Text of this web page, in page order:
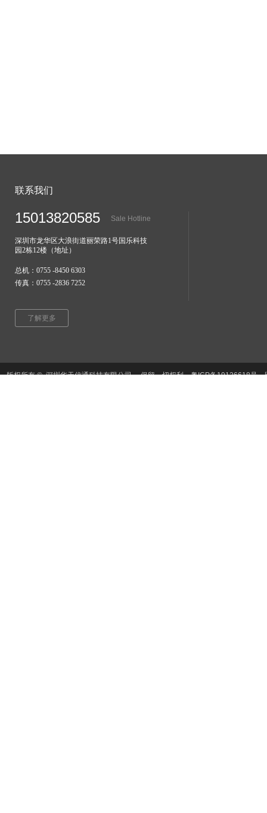
了解更多
Sale Hotline
15013820585
深圳市龙华区大浪街道丽荣路1号国乐科技
园2栋12楼（地址）
总机：0755 -8450 6303
传真：0755 -2836 7252
联系我们
版权所有 © 深圳华天信通科技有限公司 保留一切权利。粤ICP备19126618号